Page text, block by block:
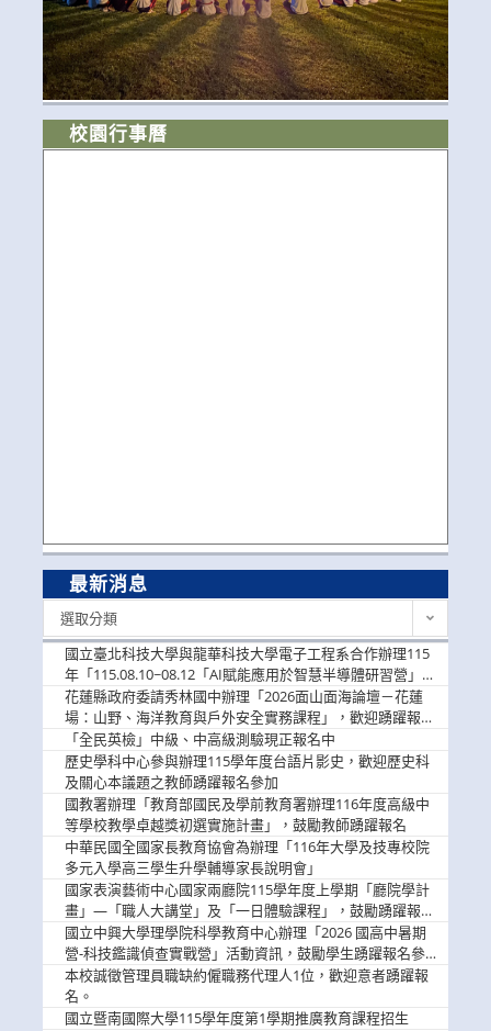
校園行事曆
最新消息
選取分類
國立臺北科技大學與龍華科技大學電子工程系合作辦理115
年「115.08.10~08.12「AI賦能應用於智慧半導體研習營」，
歡迎學生踴躍報名參加
花蓮縣政府委請秀林國中辦理「2026面山面海論壇－花蓮
場：山野、海洋教育與戶外安全實務課程」，歡迎踴躍報名
參加
「全民英檢」中級、中高級測驗現正報名中
歷史學科中心參與辦理115學年度台語片影史，歡迎歷史科
及關心本議題之教師踴躍報名參加
國教署辦理「教育部國民及學前教育署辦理116年度高級中
等學校教學卓越獎初選實施計畫」，鼓勵教師踴躍報名
中華民國全國家長教育協會為辦理「116年大學及技專校院
多元入學高三學生升學輔導家長說明會」
國家表演藝術中心國家兩廳院115學年度上學期「廳院學計
畫」—「職人大講堂」及「一日體驗課程」，鼓勵踴躍報名
參與。
國立中興大學理學院科學教育中心辦理「2026 國高中暑期
營-科技鑑識偵查實戰營」活動資訊，鼓勵學生踴躍報名參
加。
本校誠徵管理員職缺約僱職務代理人1位，歡迎意者踴躍報
名。
國立暨南國際大學115學年度第1學期推廣教育課程招生